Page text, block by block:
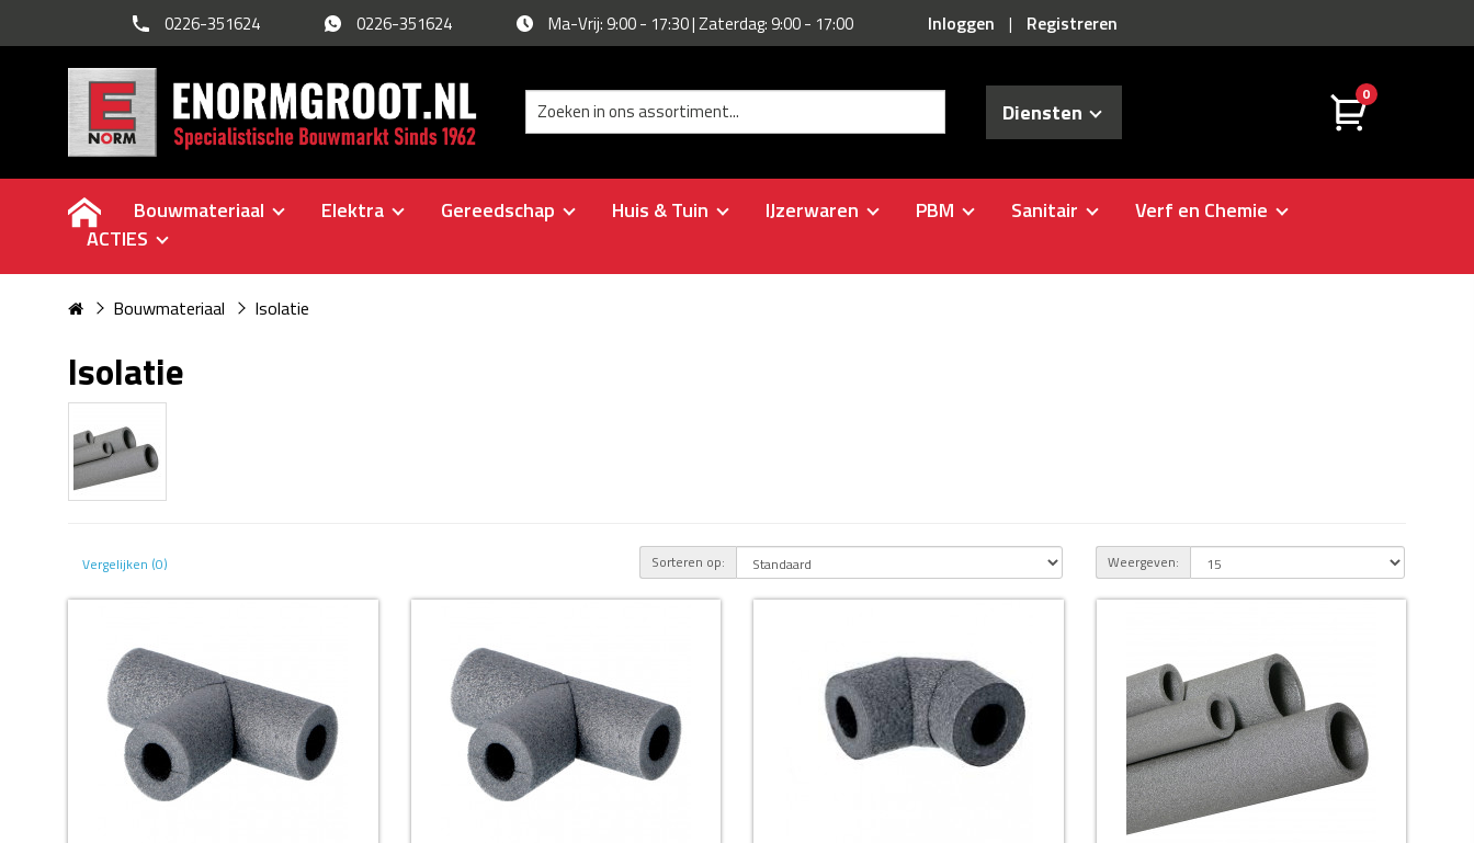
0226-351624 0226-351624 Ma-Vrij: 9:00 - 17:30 | Zaterdag: 9:00 - 17:00 Inloggen | Registreren
Diensten
0
Bouwmateriaal Elektra Gereedschap Huis & Tuin IJzerwaren PBM Sanitair
Verf en Chemie
ACTIES
Bouwmateriaal Isolatie
Isolatie
Vergelijken (0) Sorteren op: Weergeven: